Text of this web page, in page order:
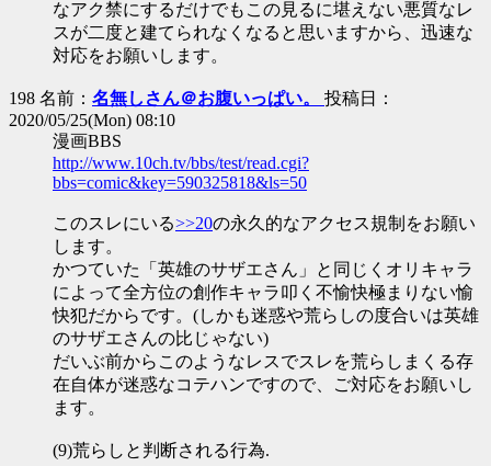
なアク禁にするだけでもこの見るに堪えない悪質なレ
スが二度と建てられなくなると思いますから、迅速な
対応をお願いします。
198 名前： 名無しさん＠お腹いっぱい。 投稿日：
2020/05/25(Mon) 08:10
漫画BBS
http://www.10ch.tv/bbs/test/read.cgi?
bbs=comic&key=590325818&ls=50
このスレにいる>>20の永久的なアクセス規制をお願い
します。
かつていた「英雄のサザエさん」と同じくオリキャラ
によって全方位の創作キャラ叩く不愉快極まりない愉
快犯だからです。(しかも迷惑や荒らしの度合いは英雄
のサザエさんの比じゃない)
だいぶ前からこのようなレスでスレを荒らしまくる存
在自体が迷惑なコテハンですので、ご対応をお願いし
ます。
(9)荒らしと判断される行為.